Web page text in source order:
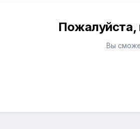
Пожалуйста,
Вы